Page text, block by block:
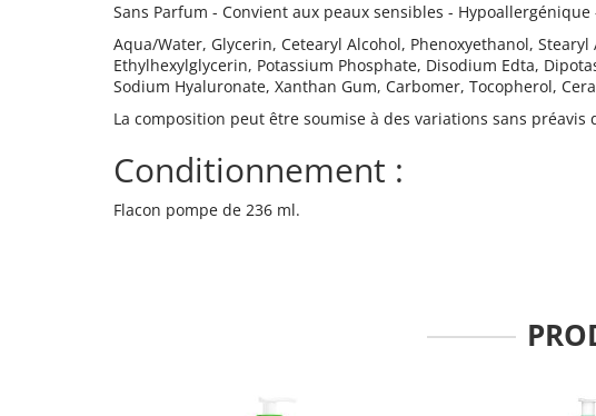
Sans Parfum - Convient aux peaux sensibles -
Aqua/Water, Glycerin, Cetearyl Alcohol, Phenoxyethanol,
Ethylhexylglycerin, Potassium Phosphate, Disodium Edta,
Sodium Hyaluronate, Xanthan Gum, Carbomer, Tocopherol,
La composition peut être soumise à des variations sans
Conditionnement :
Flacon pompe de 236 ml.